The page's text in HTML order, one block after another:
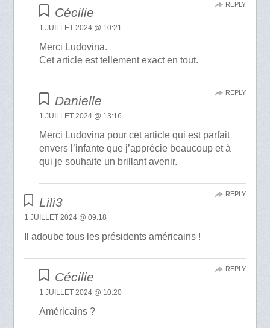
Cécilie
1 JUILLET 2024 @ 10:21
Merci Ludovina.
Cet article est tellement exact en tout.
REPLY
Danielle
1 JUILLET 2024 @ 13:16
Merci Ludovina pour cet article qui est parfait
envers l’infante que j’apprécie beaucoup et à
qui je souhaite un brillant avenir.
REPLY
Lili3
1 JUILLET 2024 @ 09:18
Il adoube tous les présidents américains !
REPLY
Cécilie
1 JUILLET 2024 @ 10:20
Américains ?
REPLY